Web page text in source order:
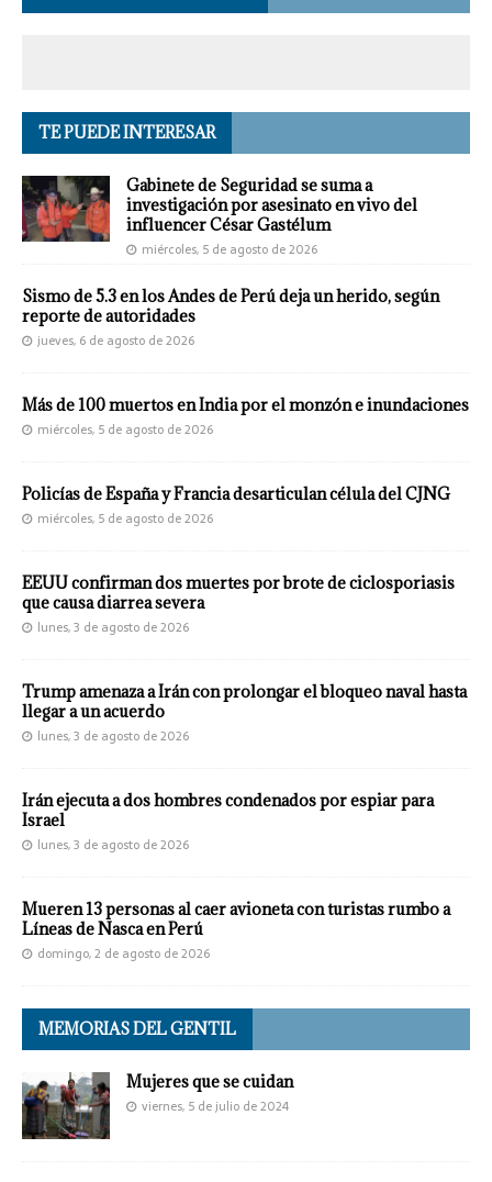
TE PUEDE INTERESAR
Gabinete de Seguridad se suma a
investigación por asesinato en vivo del
influencer César Gastélum
miércoles, 5 de agosto de 2026
Sismo de 5.3 en los Andes de Perú deja un herido, según
reporte de autoridades
jueves, 6 de agosto de 2026
Más de 100 muertos en India por el monzón e inundaciones
miércoles, 5 de agosto de 2026
Policías de España y Francia desarticulan célula del CJNG
miércoles, 5 de agosto de 2026
EEUU confirman dos muertes por brote de ciclosporiasis
que causa diarrea severa
lunes, 3 de agosto de 2026
Trump amenaza a Irán con prolongar el bloqueo naval hasta
llegar a un acuerdo
lunes, 3 de agosto de 2026
Irán ejecuta a dos hombres condenados por espiar para
Israel
lunes, 3 de agosto de 2026
Mueren 13 personas al caer avioneta con turistas rumbo a
Líneas de Nasca en Perú
domingo, 2 de agosto de 2026
MEMORIAS DEL GENTIL
Mujeres que se cuidan
viernes, 5 de julio de 2024